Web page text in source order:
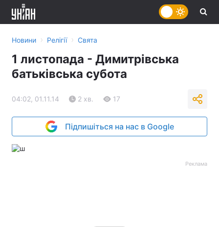
Новини › Релігії › Свята
1 листопада - Димитрівська
батьківська субота
04:02, 01.11.14 2 хв. 17
Підпишіться на нас в Google
Реклама